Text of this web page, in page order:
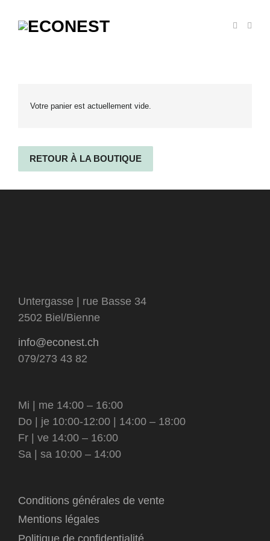
Votre panier est actuellement vide.
RETOUR À LA BOUTIQUE
Untergasse | rue Basse 34
2502 Biel/Bienne
info@econest.ch
079/273 43 82
Mi | me 14:00 – 16:00
Do | je 10:00-12:00 | 14:00 – 18:00
Fr | ve 14:00 – 16:00
Sa | sa 10:00 – 14:00
Conditions générales de vente
Mentions légales
Politique de confidentialité